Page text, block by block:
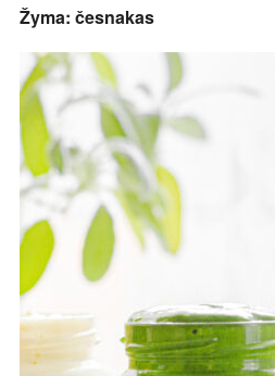
Žyma: česnakas